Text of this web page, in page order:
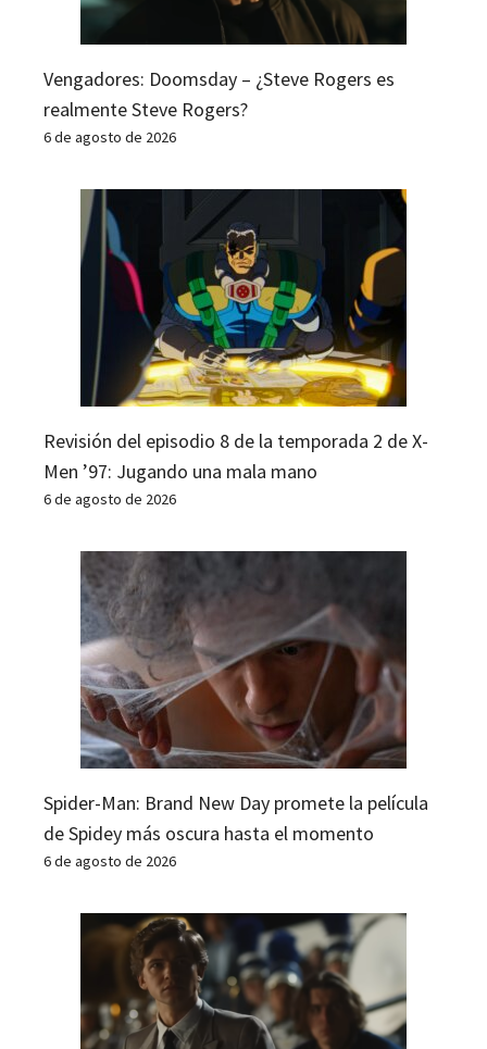
Vengadores: Doomsday – ¿Steve Rogers es
realmente Steve Rogers?
6 de agosto de 2026
Revisión del episodio 8 de la temporada 2 de X-
Men ’97: Jugando una mala mano
6 de agosto de 2026
Spider-Man: Brand New Day promete la película
de Spidey más oscura hasta el momento
6 de agosto de 2026